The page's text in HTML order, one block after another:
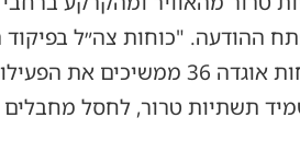
ההודעה. "כוחות צה״ל בפיקוד
ברחבי רצועת עזה. כוחות
תשתיות טרור, לחסל